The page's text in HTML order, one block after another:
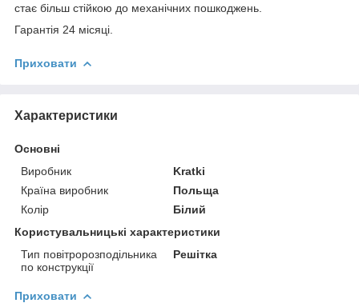
стає більш стійкою до механічних пошкоджень.
Гарантія 24 місяці.
Приховати
Характеристики
Основні
Виробник
Kratki
Країна виробник
Польща
Колір
Білий
Користувальницькі характеристики
Тип повітророзподільника
по конструкції
Решітка
Приховати